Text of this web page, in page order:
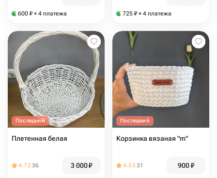
600 ₽ × 4 платежа 725 ₽ × 4 платежа
Последний
Плетенная белая
4.7236 3 000₽
Последний
Корзинка вязаная "m"
4.5331 900₽